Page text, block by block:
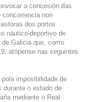
a concesión das
non
dos portos
náutico-deportivo de
de Galicia que, como
atópense nas seguintes
imposibilidade de
durante o estado de
mediante o Real